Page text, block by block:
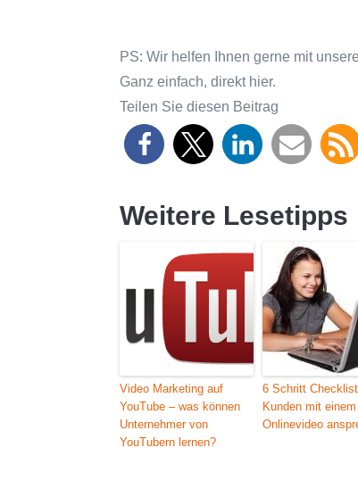
PS: Wir helfen Ihnen gerne mit
Ganz einfach, direkt hier.
Teilen Sie diesen Beitrag
Weitere Lesetipps
Video Marketing auf
YouTube – was können
Unternehmer von
YouTubern lernen?
6 Schritt
Kunden mit einem
Onlinevideo